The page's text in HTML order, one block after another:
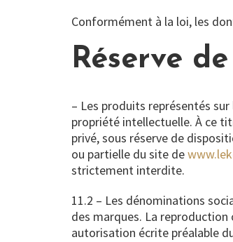
Conformément à la loi, les
Réserve
– Les produits représentés
propriété intellectuelle. À ce
privé, sous réserve de
ou partielle du site de
strictement interdite.
11.2 – Les dénominations
des marques. La
autorisation écrite préalable